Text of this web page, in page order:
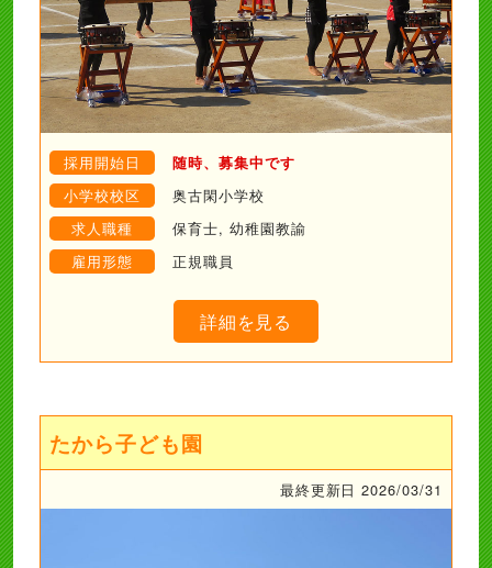
採用開始日 随時、募集中です
小学校校区
奥古閑小学校
求人職種
保育士, 幼稚園教諭
雇用形態
正規職員
詳細を見る
たから子ども園
最終更新日 2026/03/31